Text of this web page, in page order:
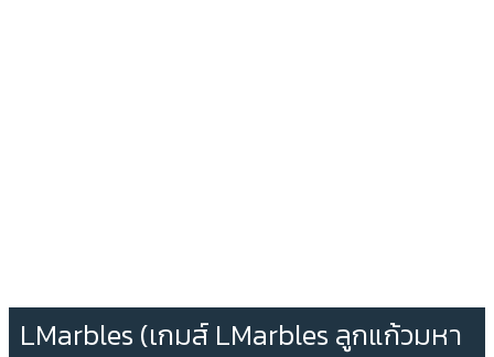
LMarbles (เกมส์ LMarbles ลูกแก้วมหา